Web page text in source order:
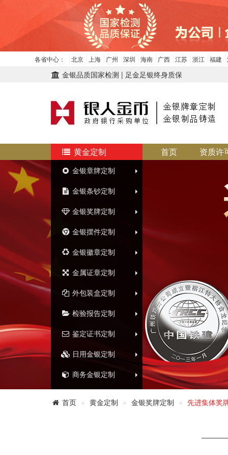
各省中心： 北京 上海 广州 深圳 海南 广西 江苏 浙江 福建
金银品质国家检测 | 足金足银终身质保
黄金定制
金银章牌定制
金银条钞定制
金银奖牌定制
金银摆件定制
金银徽章定制
金属证章定制
外包装盒定制
检验报告定制
鉴定证书定制
日用金银定制
商务金银定制
首页 资质许
首页 黄金定制 金银奖牌定制 先进集体奖